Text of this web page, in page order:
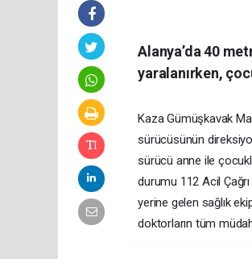
Alanya’da 40
yaralanırken,
Kaza Gümüşkavak
sürücüsünün
sürücü anne ile
durumu 112 Acil
yerine gelen sağlık
doktorların tüm